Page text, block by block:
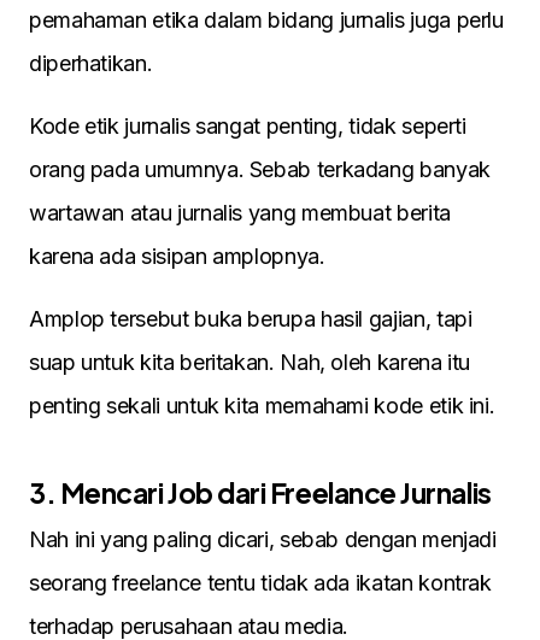
pemahaman etika dalam bidang jurnalis juga perlu
diperhatikan.
Kode etik jurnalis sangat penting, tidak seperti
orang pada umumnya. Sebab terkadang banyak
wartawan atau jurnalis yang membuat berita
karena ada sisipan amplopnya.
Amplop tersebut buka berupa hasil gajian, tapi
suap untuk kita beritakan. Nah, oleh karena itu
penting sekali untuk kita memahami kode etik ini.
3. Mencari Job dari Freelance Jurnalis
Nah ini yang paling dicari, sebab dengan menjadi
seorang freelance tentu tidak ada ikatan kontrak
terhadap perusahaan atau media.